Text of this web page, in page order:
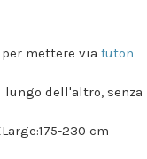
mettere via futon
dell'altro, senza
230 cm